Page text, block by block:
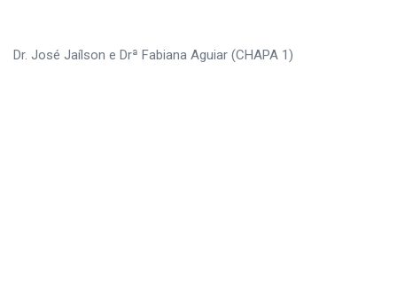
Dr. José Jaílson e Drª Fabiana Aguiar (CHAPA 1)